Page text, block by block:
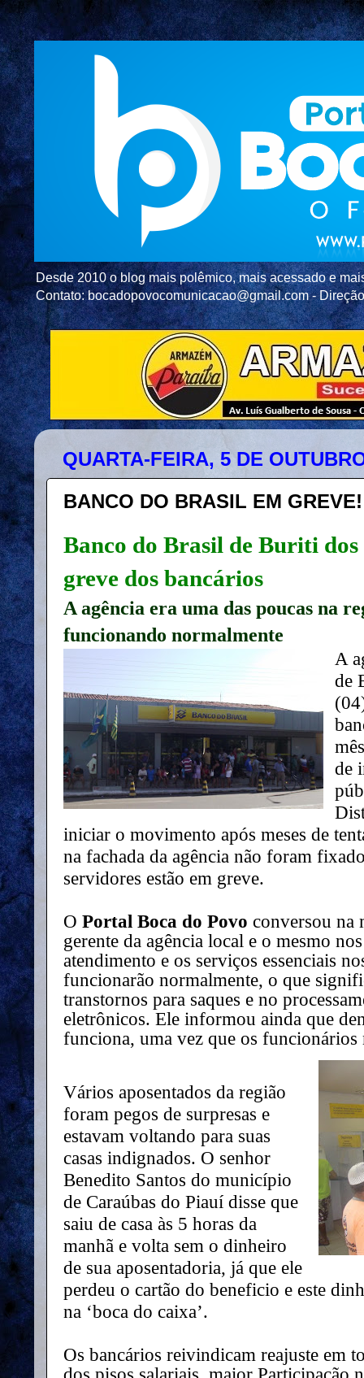
Desde 2010 o blog mais polêmico, mais acessado e
Contato: bocadopovocomunicacao@gmail.com -
QUARTA-FEIRA, 5 DE
BANCO DO BRASIL EM GREVE!
Banco do Brasil de Buriti
greve dos bancários
A agência era uma das poucas na
funcionando normalmente
A
de
de
iniciar o movimento após meses de
na fachada da agência não foram
servidores estão em greve.
O Portal Boca do Povo conversou na
gerente da agência local e o mesmo
atendimento e os serviços essenciais
funcionarão normalmente, o que
transtornos para saques e no
eletrônicos. Ele informou ainda que
funciona, uma vez que os funcionários
Vários aposentados da região
foram pegos de surpresas e
estavam voltando para suas
casas indignados. O senhor
Benedito Santos do município
de Caraúbas do Piauí disse que
saiu de casa às 5 horas da
manhã e volta sem o dinheiro
de sua aposentadoria, já que ele
perdeu o cartão do beneficio e este
na ‘boca do caixa’.
Os bancários reivindicam reajuste em